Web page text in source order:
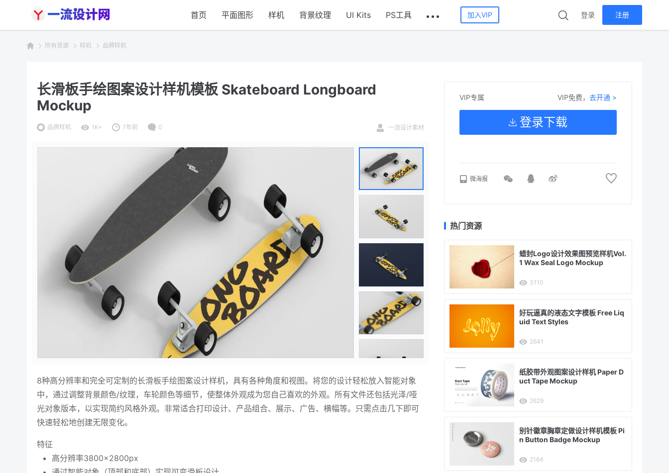
首页 平面图形 样机 背景纹理 UI Kits PS工具 加入VIP 登录 注册
所有资源 样机 品牌样机
长滑板手绘图案设计样机模板 Skateboard Longboard
Mockup
品牌样机 1K+ 7年前 0 一流设计素材
8种高分辨率和完全可定制的长滑板手绘图案设计样机，具有各种角度和视图。将您的设计轻松放入智能对象
中，通过调整背景颜色/纹理，车轮颜色等细节，使整体外观成为您自己喜欢的外观。所有文件还包括光泽/哑
光对象版本，以实现简约风格外观。非常适合打印设计、产品组合、展示、广告、横幅等。只需点击几下即可
快速轻松地创建无限变化。
特征
高分辨率3800×2800px
VIP专属 VIP免费，去开通 >
登录下载
微海报
热门资源
蜡封Logo设计效果图预览样机Vol.
1 Wax Seal Logo Mockup
3110
好玩逼真的液态文字模板 Free Liq
uid Text Styles
2641
纸胶带外观图案设计样机 Paper D
uct Tape Mockup
2629
别针徽章胸章定做设计样机模板 Pi
n Button Badge Mockup
2164